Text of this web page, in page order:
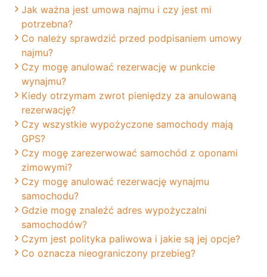
Jak ważna jest umowa najmu i czy jest mi
potrzebna?
Co należy sprawdzić przed podpisaniem umowy
najmu?
Czy mogę anulować rezerwację w punkcie
wynajmu?
Kiedy otrzymam zwrot pieniędzy za anulowaną
rezerwację?
Czy wszystkie wypożyczone samochody mają
GPS?
Czy mogę zarezerwować samochód z oponami
zimowymi?
Czy mogę anulować rezerwację wynajmu
samochodu?
Gdzie mogę znaleźć adres wypożyczalni
samochodów?
Czym jest polityka paliwowa i jakie są jej opcje?
Co oznacza nieograniczony przebieg?